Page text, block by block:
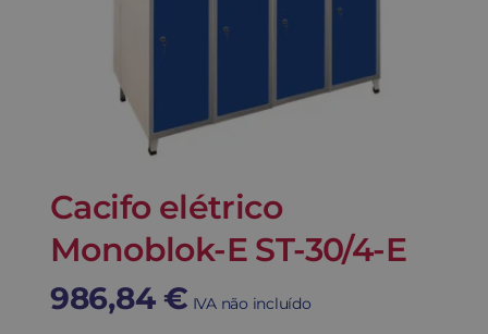
Cacifo elétrico
Monoblok-E ST-30/4-E
986,84 € IVA não incluído